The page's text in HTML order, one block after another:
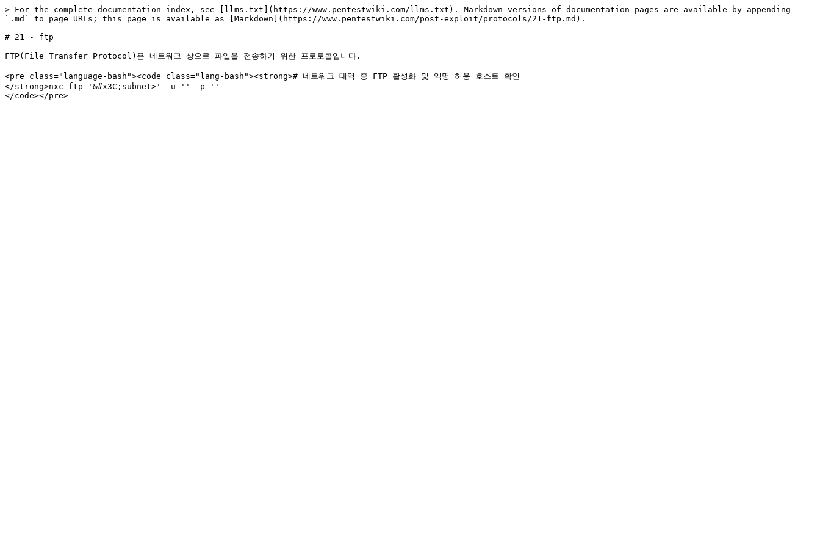
> For the complete documentation index, see [llms.txt](https://www.pentestwiki.com/llms.txt). Markdown versions of documentation pages are available by appending
`.md` to page URLs; this page is available as [Markdown](https://www.pentestwiki.com/post-exploit/protocols/21-ftp.md).
# 21 - ftp
FTP(File Transfer Protocol)은 네트워크 상으로 파일을 전송하기 위한 프로토콜입니다.
<pre class="language-bash"><code class="lang-bash"><strong># 네트워크 대역 중 FTP 활성화 및 익명 허용 호스트 확인
</strong>nxc ftp '&#x3C;subnet>' -u '' -p ''